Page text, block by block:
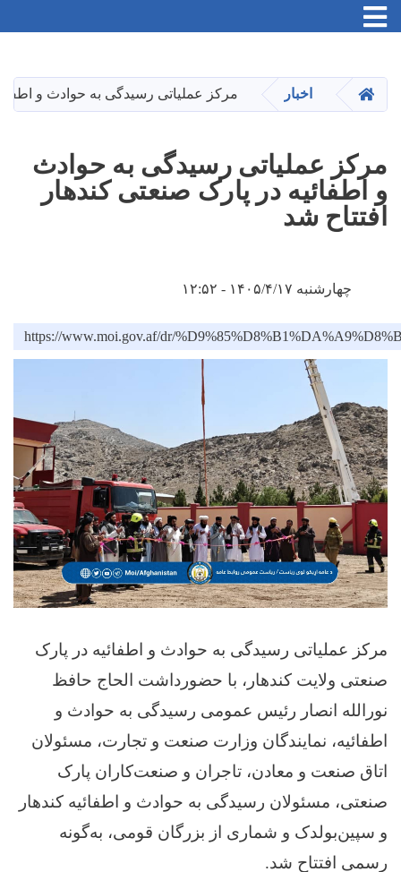
main
content
Toggle navigation
HOME اخبار مرکز عملیاتی رسیدگی به حوادث و
مرکز عملیاتی رسیدگی به حوادث
و اطفائیه در پارک صنعتی کندهار
افتتاح شد
چهارشنبه ۱۴۰۵/۴/۱۷ - ۱۲:۵۲
https://www.moi.gov.af/dr/
مرکز عملیاتی رسیدگی به حوادث و اطفائیه در پارک
صنعتی ولایت کندهار، با حضورداشت الحاج حافظ
نورالله انصار رئیس عمومی رسیدگی به حوادث و
اطفائیه، نمایندگان وزارت صنعت و تجارت، مسئولان
اتاق صنعت و معادن، تاجران و صنعت‌کاران پارک
صنعتی، مسئولان رسیدگی به حوادث و اطفائیه کندهار
و سپین‌بولدک و شماری از بزرگان قومی، به‌گونه
رسمی افتتاح شد.